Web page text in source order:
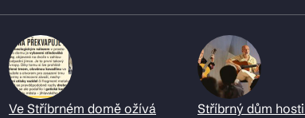
Ve Stříbrném domě ožívá
Stříbrný dům